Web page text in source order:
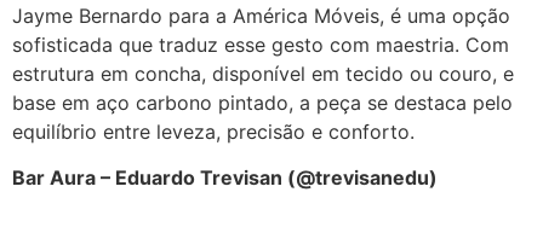
Jayme Bernardo para a América Móveis, é uma opção
sofisticada que traduz esse gesto com maestria. Com
estrutura em concha, disponível em tecido ou couro, e
base em aço carbono pintado, a peça se destaca pelo
equilíbrio entre leveza, precisão e conforto.
Bar Aura – Eduardo Trevisan (@trevisanedu)